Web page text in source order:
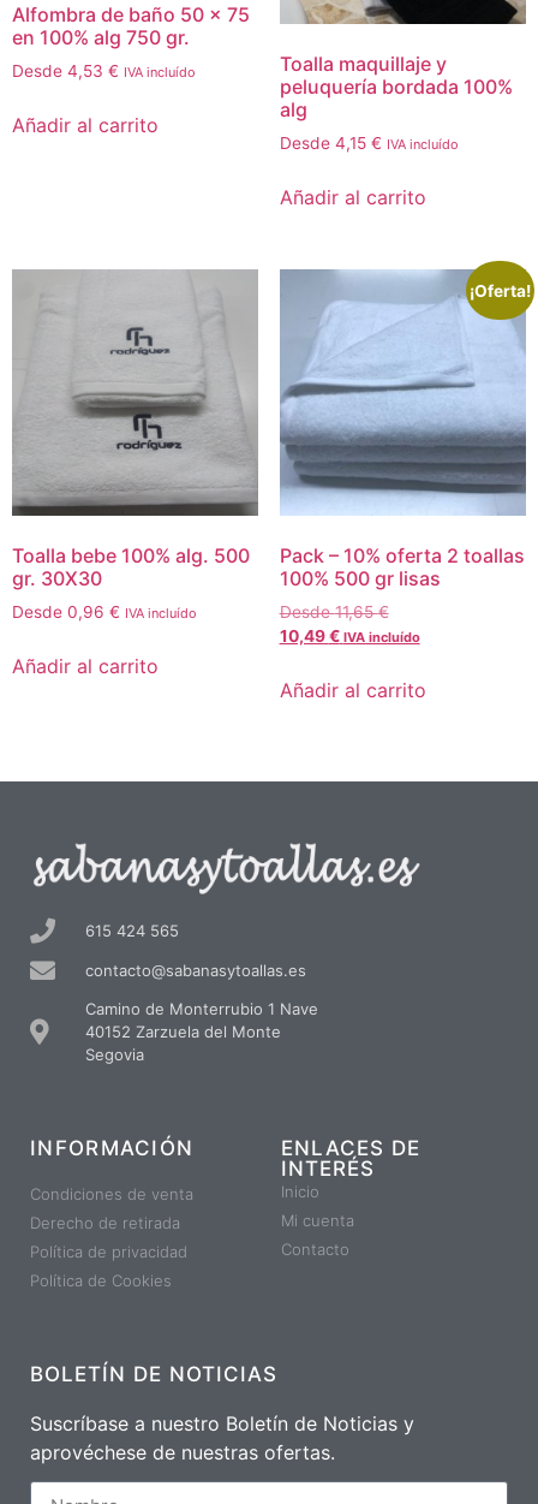
Alfombra de baño 50 x 75
en 100% alg 750 gr.
Desde 4,53 € IVA incluído
Añadir al carrito
Toalla maquillaje y
peluquería bordada 100%
alg
Desde 4,15 € IVA incluído
Añadir al carrito
Toalla bebe 100% alg. 500
gr. 30X30
Desde 0,96 € IVA incluído
Añadir al carrito
¡Oferta!
Pack – 10% oferta 2 toallas
100% 500 gr lisas
Desde11,65€
10,49€ IVA incluído
Añadir al carrito
615 424 565
contacto@sabanasytoallas.es
Camino de Monterrubio 1 Nave
40152 Zarzuela del Monte
Segovia
INFORMACIÓN
Condiciones de venta
Derecho de retirada
Política de privacidad
Política de Cookies
ENLACES DE
INTERÉS
Inicio
Mi cuenta
Contacto
BOLETÍN DE NOTICIAS
Suscríbase a nuestro Boletín de Noticias y
aprovéchese de nuestras ofertas.